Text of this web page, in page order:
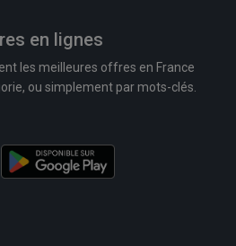
en lignes
les meilleures offres en France
ou simplement par mots-clés.